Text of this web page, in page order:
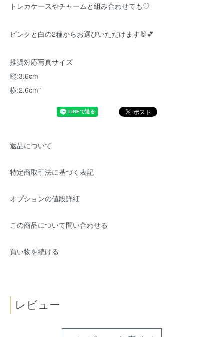
トレカケースやチャームと組み合わせても♡
ピンクと白の2種からお選びいただけます🐰💕
推奨対応写真サイズ
縦:3.6cm
横:2.6cm"
返品について
特定商取引法に基づく表記
オプションの値段詳細
この商品について問い合わせる
買い物を続ける
レビュー